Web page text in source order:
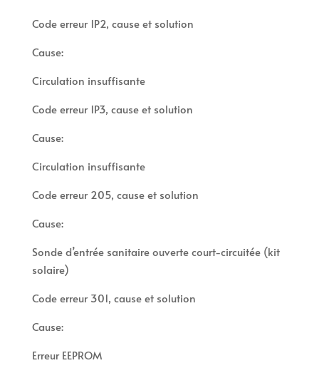
Code erreur 1P2, cause et solution
Cause:
Circulation insuffisante
Code erreur 1P3, cause et solution
Cause:
Circulation insuffisante
Code erreur 205, cause et solution
Cause:
Sonde d’entrée sanitaire ouverte court-circuitée (kit
solaire)
Code erreur 301, cause et solution
Cause:
Erreur EEPROM